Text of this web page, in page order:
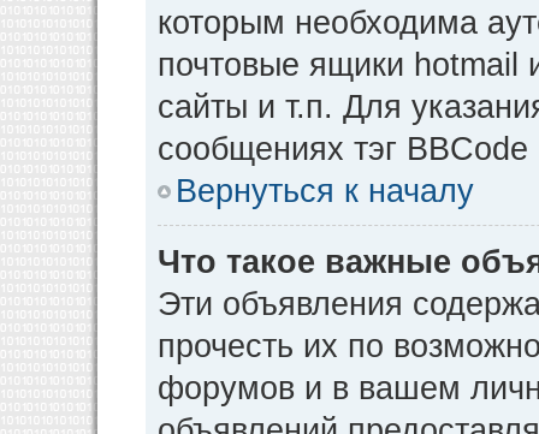
которым необходима
почтовые ящики
сайты и т.п. Для
сообщениях тэг BBCode
Вернуться к началу
Что такое важные
Эти объявления
прочесть их по
форумов и в вашем